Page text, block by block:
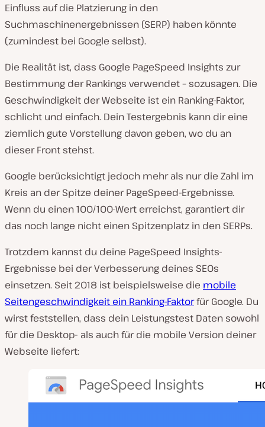
Einfluss auf die Platzierung in den
Suchmaschinenergebnissen (SERP) haben könnte
(zumindest bei Google selbst).
Die Realität ist, dass Google PageSpeed Insights zur
Bestimmung der Rankings verwendet – sozusagen. Die
Geschwindigkeit der Webseite ist ein Ranking-Faktor,
schlicht und einfach. Dein Testergebnis kann dir eine
ziemlich gute Vorstellung davon geben, wo du an
dieser Front stehst.
Google berücksichtigt jedoch mehr als nur die Zahl im
Kreis an der Spitze deiner PageSpeed-Ergebnisse.
Wenn du einen 100/100-Wert erreichst, garantiert dir
das noch lange nicht einen Spitzenplatz in den SERPs.
Trotzdem kannst du deine PageSpeed Insights-
Ergebnisse bei der Verbesserung deines SEOs
einsetzen. Seit 2018 ist beispielsweise die mobile
Seitengeschwindigkeit ein Ranking-Faktorfür Google. Du
wirst feststellen, dass dein Leistungstest Daten sowohl
für die Desktop- als auch für die mobile Version deiner
Webseite liefert: